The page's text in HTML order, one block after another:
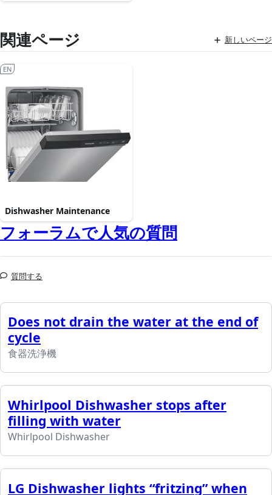
関連ページ 新しいページ
Dishwasher Maintenance
EN
フォーラムで人気の質問
質問する
Does not drain the water at the end of
cycle
食器洗浄機
Whirlpool Dishwasher stops after
filling with water
Whirlpool Dishwasher
LG Dishwasher lights “fritzing” when